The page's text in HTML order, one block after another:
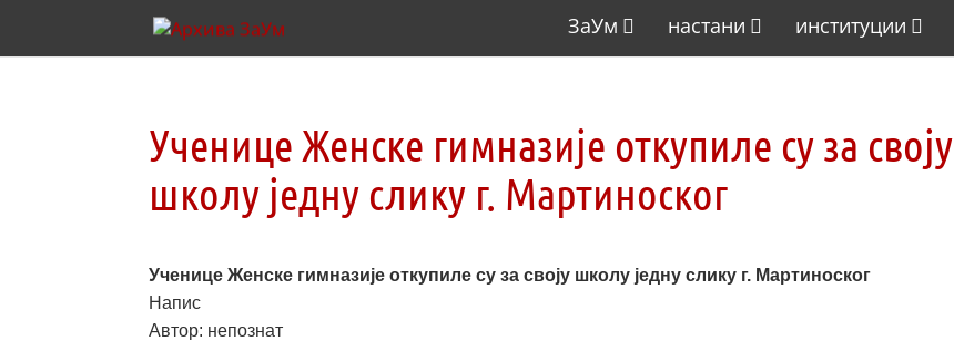
ЗаУм настани институции
Ученице Женске гимназије откупиле су за своју
школу једну слику г. Мартиноског
Ученице Женске гимназије откупиле су за своју школу једну слику г. Мартиноског
Напис
Автор: непознат